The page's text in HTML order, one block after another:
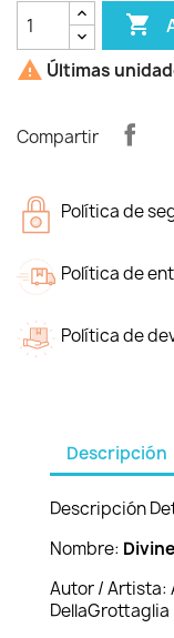

 Últimas
Compartir
Política de
Política de
Política de
Descripción
Descripción
Nombre:
Autor / Artista: